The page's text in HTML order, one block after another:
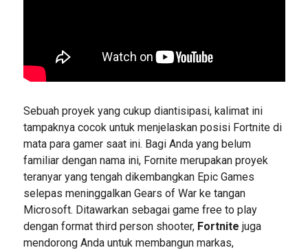
Sebuah proyek yang cukup diantisipasi, kalimat ini
tampaknya cocok untuk menjelaskan posisi Fortnite di
mata para gamer saat ini. Bagi Anda yang belum
familiar dengan nama ini, Fornite merupakan proyek
teranyar yang tengah dikembangkan Epic Games
selepas meninggalkan Gears of War ke tangan
Microsoft. Ditawarkan sebagai game free to play
dengan format third person shooter, Fortnite juga
mendorong Anda untuk membangun markas,